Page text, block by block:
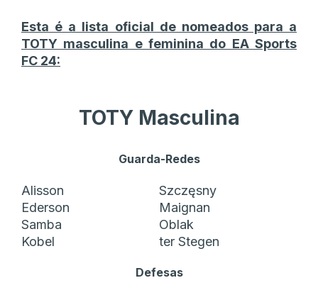
Esta é a lista oficial de nomeados para a
TOTY masculina e feminina do EA Sports
FC 24:
TOTY Masculina
Guarda-Redes
Alisson
Szczęsny
Ederson
Maignan
Samba
Oblak
Kobel
ter Stegen
Defesas